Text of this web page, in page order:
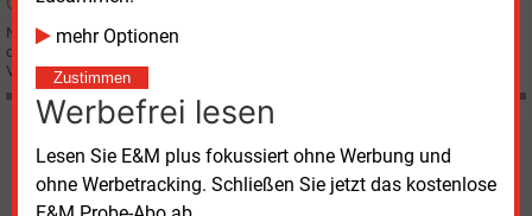
mehr Optionen
Zustimmen
Werbefrei lesen
Lesen Sie E&M plus fokussiert ohne Werbung und
ohne Werbetracking. Schließen Sie jetzt das kostenlose
Niedrige Gaspreise in Nordamerika, der Energiehunger Chinas und der Erfolg
des britischen Gaskonzerns BG könnten in der Gasbranche zu großen
Veränderungen führen - vor allem in den USA.
Möchten Sie diese und
weitere Nachrichten lesen?